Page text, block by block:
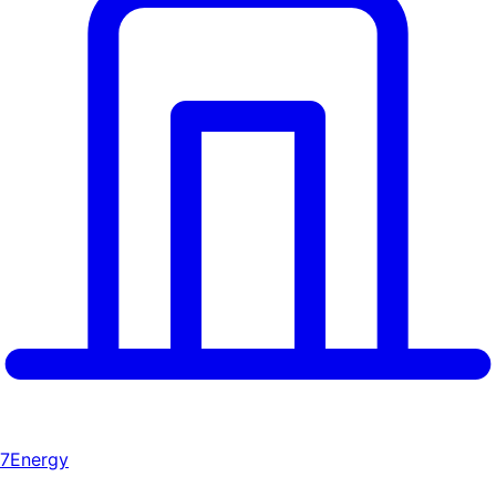
7Energy